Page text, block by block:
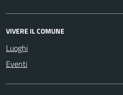
VIVERE IL COMUNE
Luoghi
Eventi